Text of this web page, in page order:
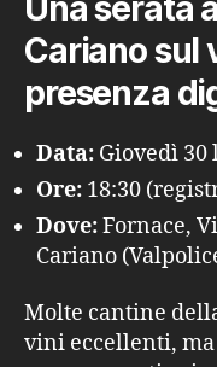
Cariano sul
presenza
Data: Giovedì 30
Ore: 18:30
Dove:Fornace,
Cariano
Molte cantine
vini eccellenti,